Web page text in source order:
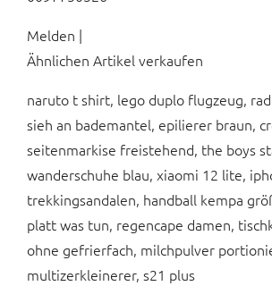
Melden |
Ähnlichen Artikel verkaufen
naruto t shirt, lego duplo flugzeug,
sieh an bademantel, epilierer braun,
seitenmarkise freistehend, the boys
wanderschuhe blau, xiaomi 12 lite,
trekkingsandalen, handball kempa
platt was tun, regencape damen,
ohne gefrierfach, milchpulver
multizerkleinerer, s21 plus